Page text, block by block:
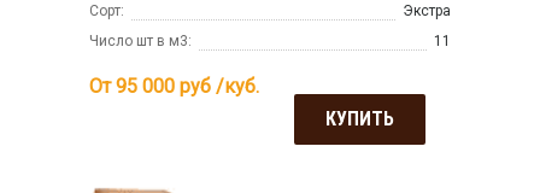
Сорт:
Экстра
Число шт в м3:
11
От 95 000 руб /куб.
КУПИТЬ